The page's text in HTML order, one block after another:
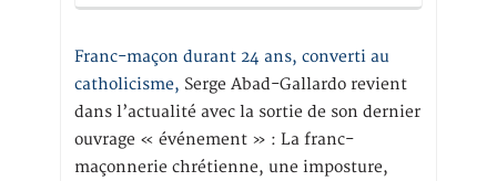
Franc-maçon durant 24 ans, converti au
catholicisme, Serge Abad-Gallardo revient
dans l’actualité avec la sortie de son dernier
ouvrage « événement » : La franc-
maçonnerie chrétienne, une imposture,